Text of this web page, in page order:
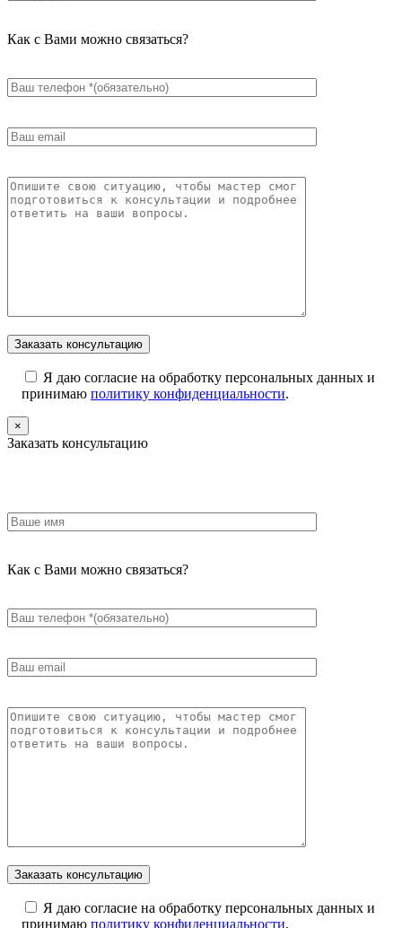
Как с Вами можно связаться?
Я даю согласие на обработку персональных данных и
принимаю политику конфиденциальности.
×
Заказать консультацию
Как с Вами можно связаться?
Я даю согласие на обработку персональных данных и
принимаю политику конфиденциальности.